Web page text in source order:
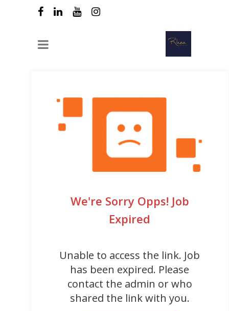
We're Sorry Opps! Job
Expired
Unable to access the link. Job
has been expired. Please
contact the admin or who
shared the link with you.